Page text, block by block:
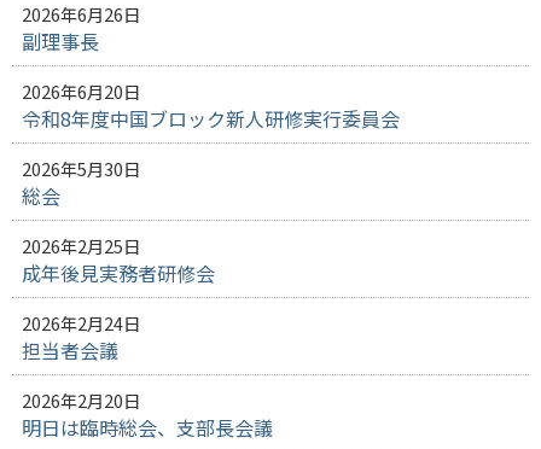
2026年6月26日
副理事長
2026年6月20日
令和8年度中国ブロック新人研修実行委員会
2026年5月30日
総会
2026年2月25日
成年後見実務者研修会
2026年2月24日
担当者会議
2026年2月20日
明日は臨時総会、支部長会議